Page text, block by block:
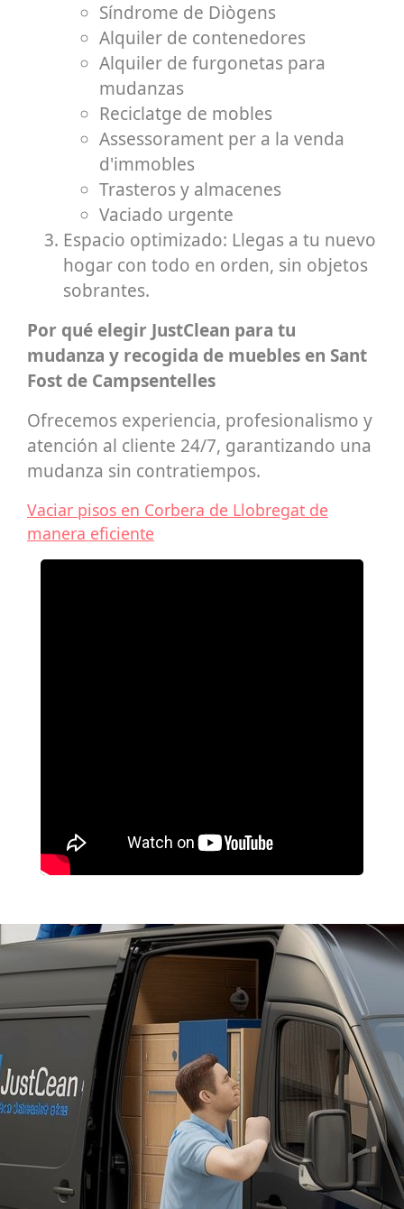
Síndrome de Diògens
Alquiler de contenedores
Alquiler de furgonetas para
mudanzas
Reciclatge de mobles
Assessorament per a la venda
d'immobles
Trasteros y almacenes
Vaciado urgente
Espacio optimizado: Llegas a tu nuevo
hogar con todo en orden, sin objetos
sobrantes.
Por qué elegir JustClean para tu
mudanza y recogida de muebles en Sant
Fost de Campsentelles
Ofrecemos experiencia, profesionalismo y
atención al cliente 24/7, garantizando una
mudanza sin contratiempos.
Vaciar pisos en Corbera de Llobregat de
manera eficiente